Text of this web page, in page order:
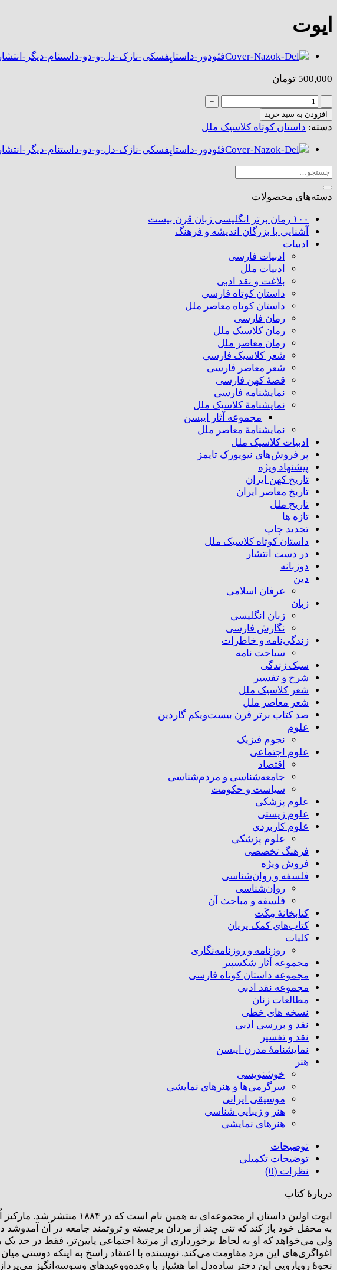
ایوت
500,000 تومان
ایوت
عدد
افزودن به سبد خرید
دسته: داستان کوتاه کلاسیک ملل
جستجو
برای:
دسته‌های محصولات
۱۰۰ رمان برتر انگلیسی زبان قرن بیست
آشنایی با بزرگان اندیشه و فرهنگ
ادبیات
ادبیات فارسی
ادبیات ملل
بلاغت و نقد ادبی
داستان کوتاه فارسی
داستان کوتاه معاصر ملل
رمان فارسی
رمان کلاسیک ملل
رمان معاصر ملل
شعر کلاسیک فارسی
شعر معاصر فارسی
قصهٔ کهن فارسی
نمایشنامه فارسی
نمایشنامهٔ کلاسیک ملل
مجموعه آثار ایبسن
نمایشنامهٔ معاصر ملل
ادبیات کلاسیک ملل
پر فروش‌های نیویورک تایمز
پیشنهاد ویژه
تاریخ کهن ایران
تاریخ معاصر ایران
تاریخ ملل
تازه ها
تجدید چاپ
داستان کوتاه کلاسیک ملل
در دست انتشار
دوزبانه
دین
عرفان اسلامی
زبان
زبان انگلیسی
نگارش فارسی
زندگی‌نامه و خاطرات
سیاحت نامه
سبک زندگی
شرح و تفسیر
شعر کلاسیک ملل
شعر معاصر ملل
صد کتاب برتر قرن بیست‌و‌یکم گاردین
علوم
نجوم فیزیک
علوم اجتماعی
اقتصاد
جامعه‌شناسی و مردم‌شناسی
سیاست و حکومت
علوم پزشکی
علوم زیستی
علوم کاربردی
علوم پزشکی
فرهنگ تخصصی
فروش ویژه
فلسفه و روان‌شناسی
روان‌شناسی
فلسفه و مباحث آن
کتابخانۀ مِکَت
کتاب‌های کمک پریان
کلیات
روزنامه و روزنامه‌نگاری
مجموعه آثار شکسپیر
مجموعه داستان کوتاه فارسی
مجموعه نقد ادبی
مطالعات زنان
نسخه های خطی
نقد و بررسی ادبی
نقد و تفسیر
نمایشنامۀ مدرن ایبسن
هنر
خوشنویسی
سرگرمی‌ها و هنرهای نمایشی
موسیقی ایرانی
هنر و زیبایی شناسی
هنر‌های نمایشی
توضیحات
توضیحات تکمیلی
نظرات (0)
دربارۀ کتاب
ایوِت اولین داستان از
به محفل خود باز کند که تنی چند از مردان برجسته و ثروتمند جامعه در آن
ولی می‌خواهد که او به لحاظ برخورداری از مرتبۀ اجتماعی پایین‌تر، فقط در حد
اغواگری‌های این مرد مقاومت می‌کند. نویسنده با اعتقاد راسخ به اینکه دوستی
نحوۀ رویارویی این دخترِ ساده‌دل اما هشیار با وعده‌ووعیدهای وسوسه‌انگیز